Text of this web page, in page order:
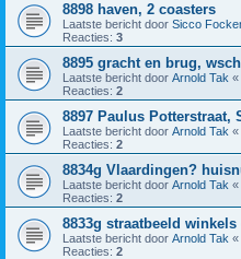
8898 haven, 2 coasters
Laatste bericht door Sicco
Reacties: 3
8895 gracht en brug,
Laatste bericht door Arnold Tak «
Reacties: 2
8897 Paulus Potterstraat,
Laatste bericht door Arnold Tak «
Reacties: 2
8834g Vlaardingen?
Laatste bericht door Arnold Tak «
Reacties: 2
8833g straatbeeld
Laatste bericht door Arnold Tak «
Reacties: 2